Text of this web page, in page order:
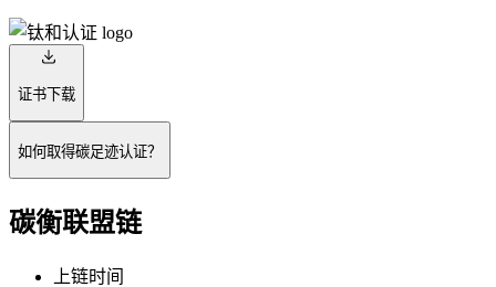
证书下载
如何取得碳足迹认证？
碳衡联盟链
上链时间